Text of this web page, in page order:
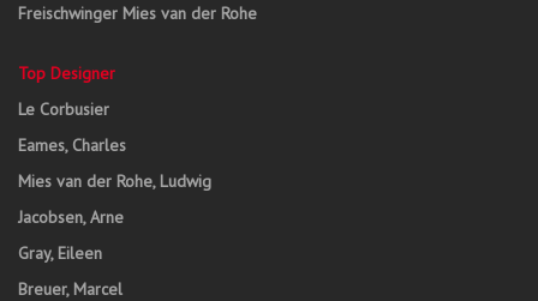
Freischwinger Mies van der Rohe
Top Designer
Le Corbusier
Eames, Charles
Mies van der Rohe, Ludwig
Jacobsen, Arne
Gray, Eileen
Breuer, Marcel